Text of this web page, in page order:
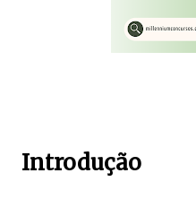
Introdução